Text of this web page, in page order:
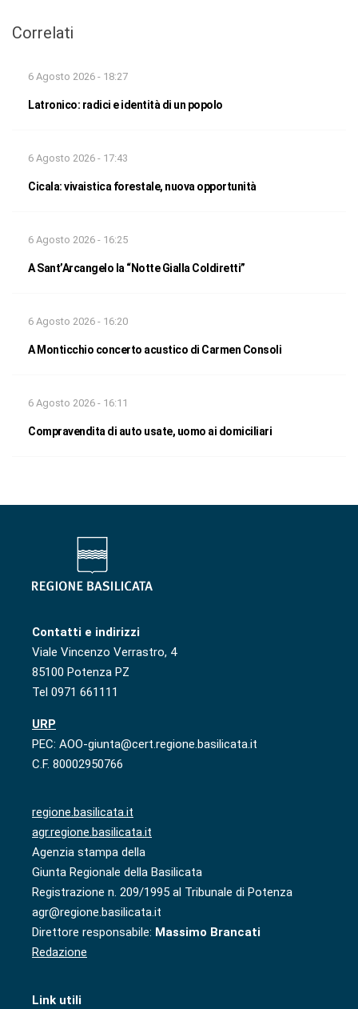
Correlati
6 Agosto 2026 - 18:27
Latronico: radici e identità di un popolo
6 Agosto 2026 - 17:43
Cicala: vivaistica forestale, nuova opportunità
6 Agosto 2026 - 16:25
A Sant’Arcangelo la “Notte Gialla Coldiretti”
6 Agosto 2026 - 16:20
A Monticchio concerto acustico di Carmen Consoli
6 Agosto 2026 - 16:11
Compravendita di auto usate, uomo ai domiciliari
Contatti e indirizzi
Viale Vincenzo Verrastro, 4
85100 Potenza PZ
Tel 0971 661111
URP
PEC: AOO-giunta@cert.regione.basilicata.it
C.F. 80002950766
regione.basilicata.it
agr.regione.basilicata.it
Agenzia stampa della
Giunta Regionale della Basilicata
Registrazione n. 209/1995 al Tribunale di Potenza
agr@regione.basilicata.it
Direttore responsabile: Massimo Brancati
Redazione
Link utili